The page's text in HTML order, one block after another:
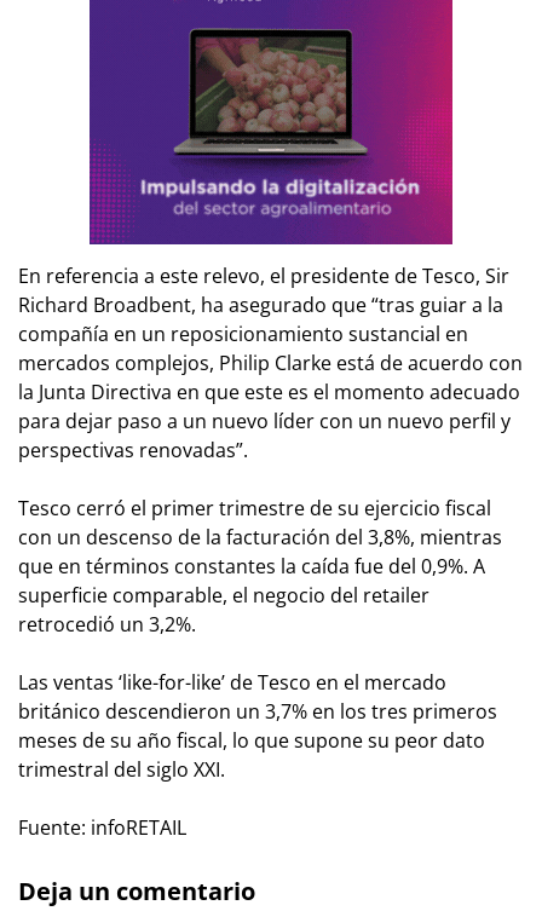
En referencia a este relevo, el presidente de Tesco, Sir
Richard Broadbent, ha asegurado que “tras guiar a la
compañía en un reposicionamiento sustancial en
mercados complejos, Philip Clarke está de acuerdo con
la Junta Directiva en que este es el momento adecuado
para dejar paso a un nuevo líder con un nuevo perfil y
perspectivas renovadas”.
Tesco cerró el primer trimestre de su ejercicio fiscal
con un descenso de la facturación del 3,8%, mientras
que en términos constantes la caída fue del 0,9%. A
superficie comparable, el negocio del retailer
retrocedió un 3,2%.
Las ventas ‘like-for-like’ de Tesco en el mercado
británico descendieron un 3,7% en los tres primeros
meses de su año fiscal, lo que supone su peor dato
trimestral del siglo XXI.
Fuente: infoRETAIL
Deja un comentario